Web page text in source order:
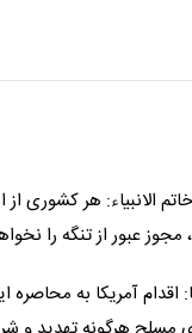
الانبیاء: هر کشوری از
عبور از تنگه را
اقدام آمریکا به محاصره